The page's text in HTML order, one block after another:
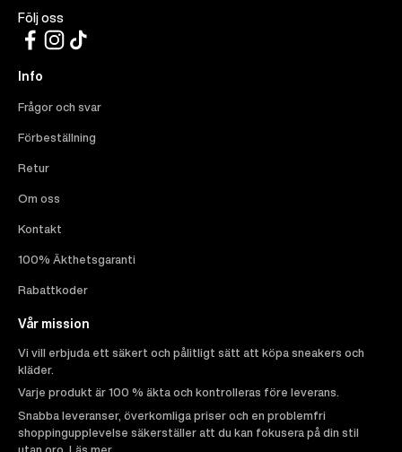
Följ oss
Info
Frågor och svar
Förbeställning
Retur
Om oss
Kontakt
100% Äkthetsgaranti
Rabattkoder
Vår mission
Vi vill erbjuda ett säkert och pålitligt sätt att köpa sneakers och
kläder.
Varje produkt är 100 % äkta och kontrolleras före leverans.
Snabba leveranser, överkomliga priser och en problemfri
shoppingupplevelse säkerställer att du kan fokusera på din stil
utan oro. Läs mer